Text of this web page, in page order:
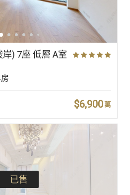
) 7座 低層 A室
$6,900萬
已售